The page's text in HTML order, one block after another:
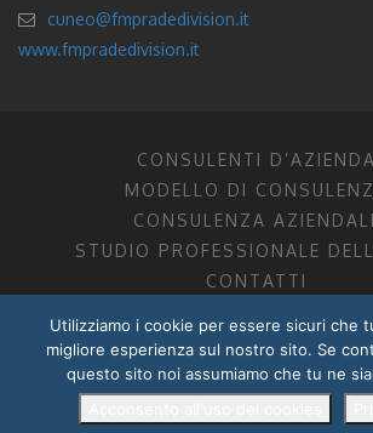
cuneo@fmpradedivision.it
www.fmpradedivision.it
CONSULENTI D’AZIENDA
MODELLO DI
CONSULENZA
STUDIO PROFESSIONALE
CONTATTI
FM CONSULENTI D’AZIENDA SOCIETÀ TRA
DOTTORI COMMERCIALISTI MANTOVA,
P.I. 01599280201
Utilizziamo i cookie per essere sicuri che
migliore esperienza sul nostro sito. Se
questo sito noi assumiamo che tu ne